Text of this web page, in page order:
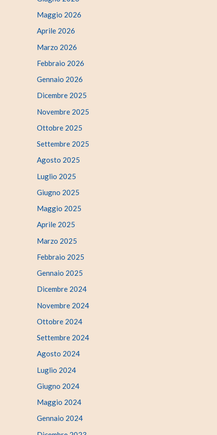
Maggio 2026
Aprile 2026
Marzo 2026
Febbraio 2026
Gennaio 2026
Dicembre 2025
Novembre 2025
Ottobre 2025
Settembre 2025
Agosto 2025
Luglio 2025
Giugno 2025
Maggio 2025
Aprile 2025
Marzo 2025
Febbraio 2025
Gennaio 2025
Dicembre 2024
Novembre 2024
Ottobre 2024
Settembre 2024
Agosto 2024
Luglio 2024
Giugno 2024
Maggio 2024
Gennaio 2024